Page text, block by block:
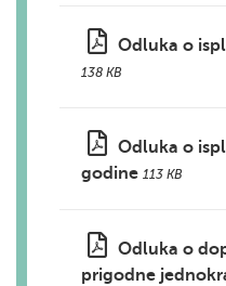
Odluka o
138 KB
Odluka o
godine 113 KB
Odluka o
prigodne